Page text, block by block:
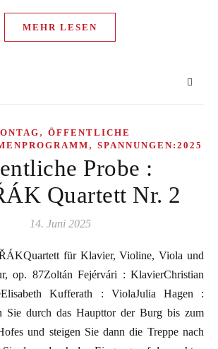
MEHR LESEN
, ÖFFENTLICHE
, SPANNUNGEN:2025
Probe :
Quartett Nr. 2
14. Juni 2025
op. 87Zoltán Fejérvári : KlavierChristian
Kufferath : ViolaJulia Hagen :
Sie durch das Haupttor der Burg bis zum
und steigen Sie dann die Treppe nach